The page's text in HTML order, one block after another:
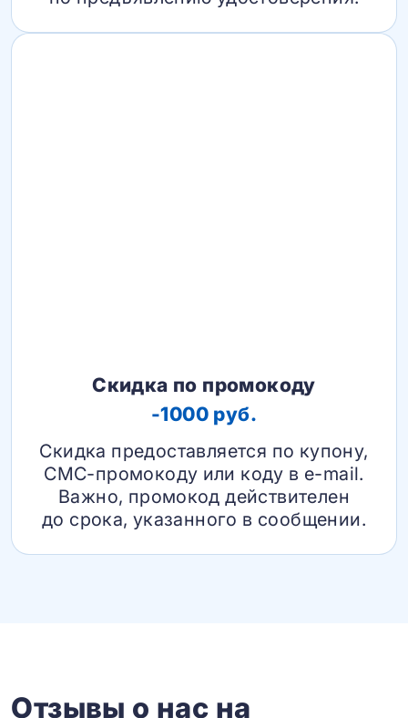
Скидка по промокоду
-1000 руб.
Скидка предоставляется по купону,
СМС-промокоду или коду в e-mail.
Важно, промокод действителен
до срока, указанного в сообщении.
Отзывы о нас на